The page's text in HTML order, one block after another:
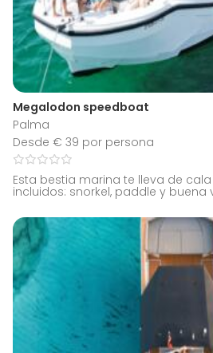
Megalodon speedboat
Palma
Desde € 39 por persona
Esta bestia marina te lleva de
incluidos: snorkel, paddle y